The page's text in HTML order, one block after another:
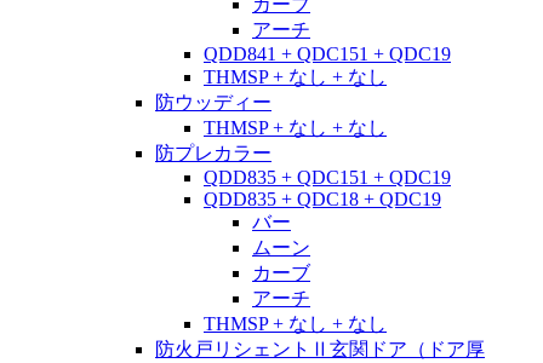
カーブ
アーチ
QDD841 + QDC151 + QDC19
THMSP + なし + なし
防ウッディー
THMSP + なし + なし
防プレカラー
QDD835 + QDC151 + QDC19
QDD835 + QDC18 + QDC19
バー
ムーン
カーブ
アーチ
THMSP + なし + なし
防火戸リシェントⅡ玄関ドア（ドア厚